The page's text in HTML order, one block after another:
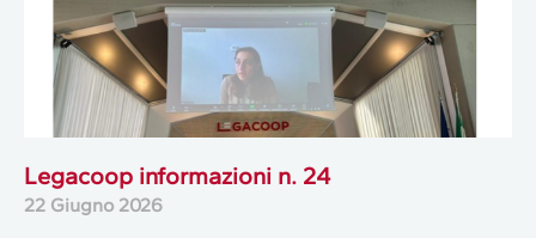
Legacoop informazioni n. 24
22 Giugno 2026